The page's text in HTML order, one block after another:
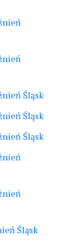
Śląsk
Śląsk
Śląsk
Śląsk